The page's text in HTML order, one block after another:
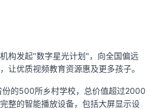
构发起"数字星光计划"，向全国偏远
让优质视频教育资源惠及更多孩子。
的500所乡村学校，总价值超过2000
整的智能播放设备，包括大屏显示设